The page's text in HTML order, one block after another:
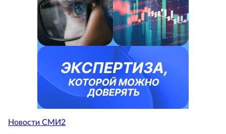
Новости СМИ2